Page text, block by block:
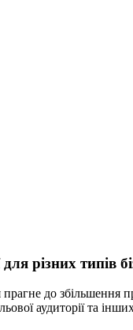
різних типів
до збільшення
аудиторії та